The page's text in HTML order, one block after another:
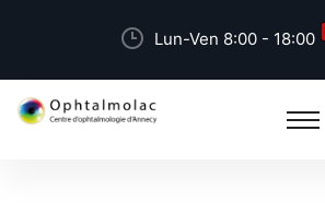
Lun-Ven 8:00 - 18:00